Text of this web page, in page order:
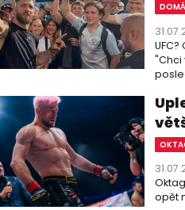
"Chci
opět